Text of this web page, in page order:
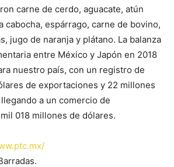
carne de cerdo, aguacate, atún
cabocha, espárrago, carne de bovino,
jugo de naranja y plátano. La balanza
entre México y Japón en 2018
nuestro país, con un registro de
de exportaciones y 22 millones
a un comercio de
018 millones de dólares.